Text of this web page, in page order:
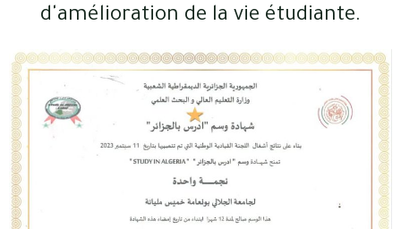
d'amélioration de la vie étudiante.